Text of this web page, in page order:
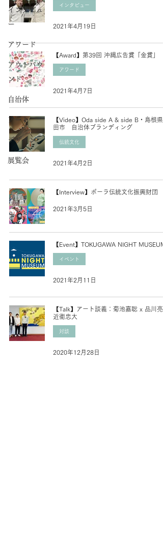
インタビュ
ー
アワード
アウトバウ
ンド
自治体
アート
デザイン
展覧会
インタビュー
2021年4月19日
【Award】第39回 沖縄広告賞「金賞」
アワード
2021年4月7日
【Video】Oda side A & side B・島根県
田市 自治体ブランディング
伝統文化
2021年4月2日
【Interview】ポーラ伝統文化振興財団
2021年3月5日
【Event】TOKUGAWA NIGHT MUSEUM
イベント
2021年2月11日
【Talk】アート談義：菊池嘉聡 x 品川亮
近衞忠大
対談
2020年12月28日